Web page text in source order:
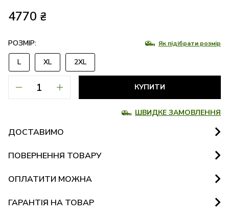
4770 ₴
РОЗМІР: Як підібрати розмір
L XL 2XL
КУПИТИ
ШВИДКЕ ЗАМОВЛЕННЯ
ДОСТАВИМО
ПОВЕРНЕННЯ ТОВАРУ
ОПЛАТИТИ МОЖНА
ГАРАНТІЯ НА ТОВАР